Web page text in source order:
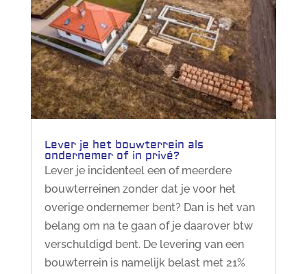
Lever je het bouwterrein als
ondernemer of in privé?
Lever je incidenteel een of meerdere
bouwterreinen zonder dat je voor het
overige ondernemer bent? Dan is het van
belang om na te gaan of je daarover btw
verschuldigd bent. De levering van een
bouwterrein is namelijk belast met 21%